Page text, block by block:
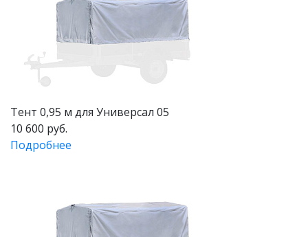
Тент 0,95 м для Универсал 05
10 600 руб.
Подробнее